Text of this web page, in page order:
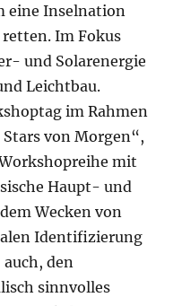
eine Inselnation
Im Fokus
und Solarenergie
Leichtbau.
im Rahmen
von Morgen“,
mit
Haupt- und
Wecken von
Identifizierung
den
sinnvolles